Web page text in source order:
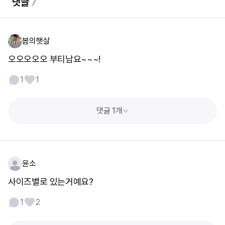
봄의햇살
오오오오오 부티남요~~~!
1 1
댓글 1개
윤소
사이즈별로 있는거예요?
1 2